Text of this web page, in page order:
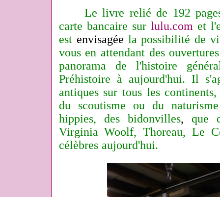
Le livre relié de 192 pages
carte bancaire sur lulu.com et
est envisagée la possibilité de
vous en attendant des
panorama de l'histoire
Préhistoire à aujourd'hui. Il
antiques sur tous les
du scoutisme ou du
hippies, des bidonvilles, que
Virginia Woolf, Thoreau, Le
célèbres aujourd'hui.